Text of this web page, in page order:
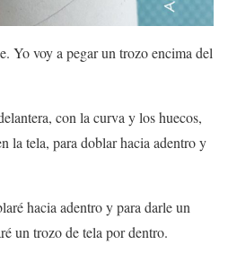
Yo voy a pegar un trozo encima del
con la curva y los huecos,
la tela, para doblar hacia adentro y
hacia adentro y para darle un
un trozo de tela por dentro.